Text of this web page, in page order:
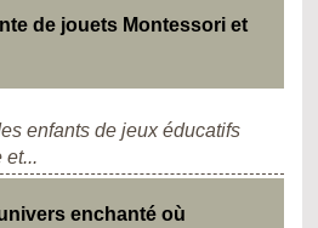
de jouets Montessori et
enfants de jeux éducatifs
et...
enchanté où